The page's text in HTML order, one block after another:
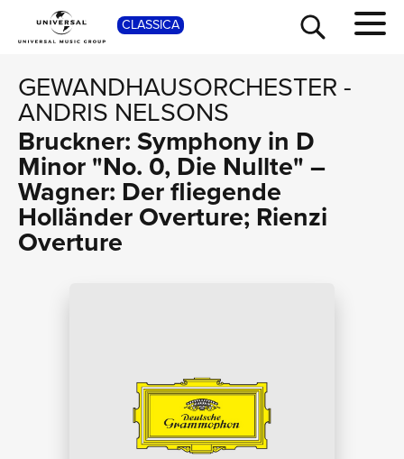
CLASSICA
GEWANDHAUSORCHESTER-
ANDRIS NELSONS
Bruckner: Symphony in D
Minor "No. 0, Die Nullte" –
Wagner: Der fliegende
Holländer Overture; Rienzi
Overture